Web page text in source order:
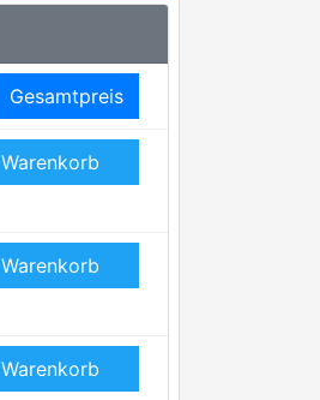
Gesamtpreis
Warenkorb
Warenkorb
Warenkorb